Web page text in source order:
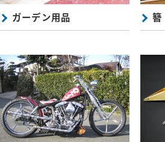
ガーデン用品 簪